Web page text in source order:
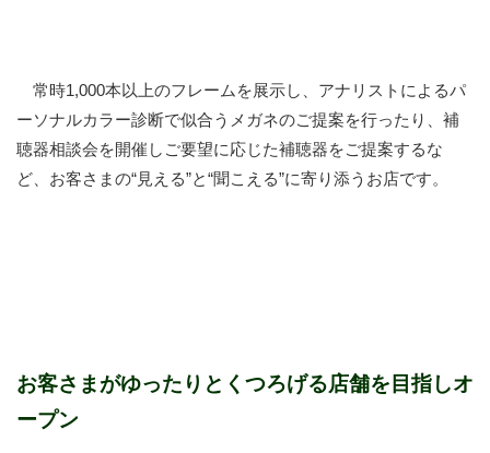
常時1,000本以上のフレームを展示し、アナリストによるパ
ーソナルカラー診断で似合うメガネのご提案を行ったり、補
聴器相談会を開催しご要望に応じた補聴器をご提案するな
ど、お客さまの“見える”と“聞こえる”に寄り添うお店です。
お客さまがゆったりとくつろげる店舗を目指しオ
ープン